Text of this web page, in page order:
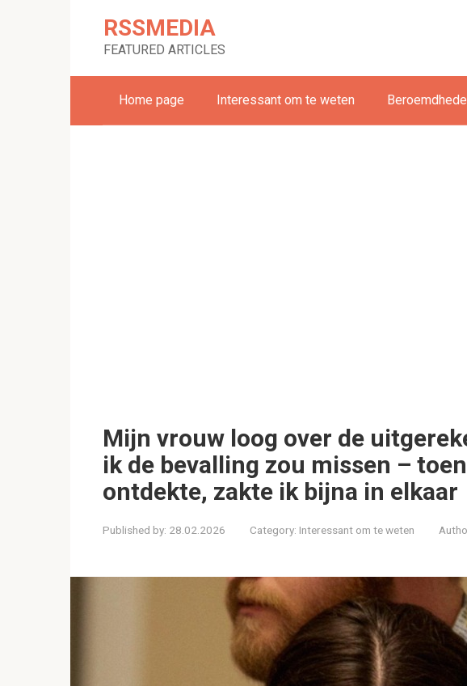
RSSMEDIA
FEATURED ARTICLES
Home page Interessant om te weten
Mijn vrouw loog over de
ik de bevalling zou missen –
ontdekte, zakte ik bijna in elkaar
Published by: 28.02.2026 Category: Interessant om te weten